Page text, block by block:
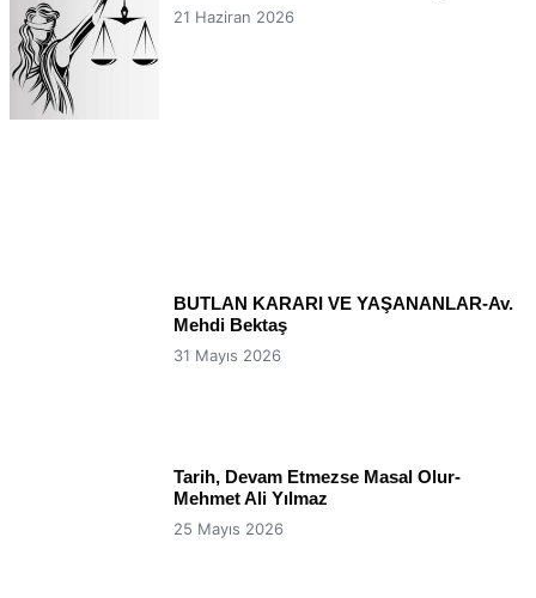
21 Haziran 2026
BUTLAN KARARI VE YAŞANANLAR-Av.
Mehdi Bektaş
31 Mayıs 2026
Tarih, Devam Etmezse Masal Olur-
Mehmet Ali Yılmaz
25 Mayıs 2026